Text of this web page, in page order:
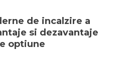
de incalzire a
si dezavantaje
optiune